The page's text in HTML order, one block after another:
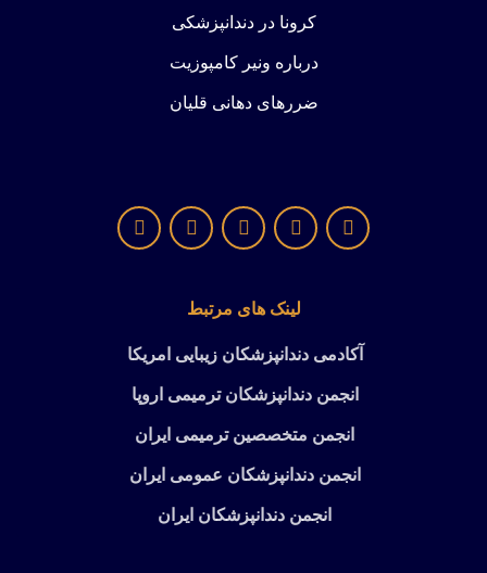
کرونا در دندانپزشکی
درباره ونیر کامپوزیت
ضررهای دهانی قلیان
لینک های مرتبط
آکادمی دندانپزشکان زیبایی امریکا
انجمن دندانپزشکان ترمیمی اروپا
انجمن متخصصین ترمیمی ایران
انجمن دندانپزشکان عمومی ایران
انجمن دندانپزشکان ایران